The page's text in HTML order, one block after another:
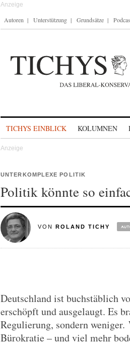
Autoren Unterstützung Grundsätze
TICHYS EINBLICK KOLUMNEN
UNTERKOMPLEXE POLITIK
Politik könnte so
VON ROLAND TICHY
Deutschland ist buchstäblich
erschöpft und ausgelaugt. Es
Regulierung, sondern
Bürokratie – und viel mehr